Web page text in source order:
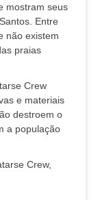
mostram seus
Entre
não existem
praias
Crew
e materiais
destroem o
a população
Crew,